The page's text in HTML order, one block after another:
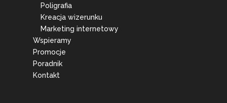
Poligrafia
Kreacja wizerunku
Marketing internetowy
Wspieramy
Promocje
Poradnik
Kontakt